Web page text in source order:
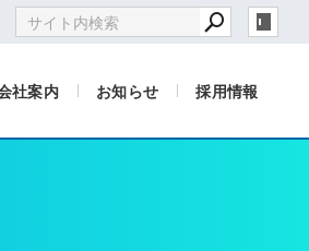
社案内 お知らせ 採用情報